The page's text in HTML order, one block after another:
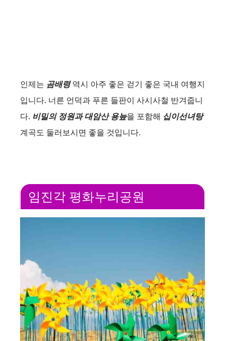
인제는 곰배령 역시 아주 좋은 걷기 좋은 국내 여행지
입니다. 너른 언덕과 푸른 들판이 사시사철 반겨줍니
다. 비밀의 정원과 대암산 용늪을 포함해 십이선녀탕
계곡도 둘러보시면 좋을 것입니다.
임진각 평화누리공원